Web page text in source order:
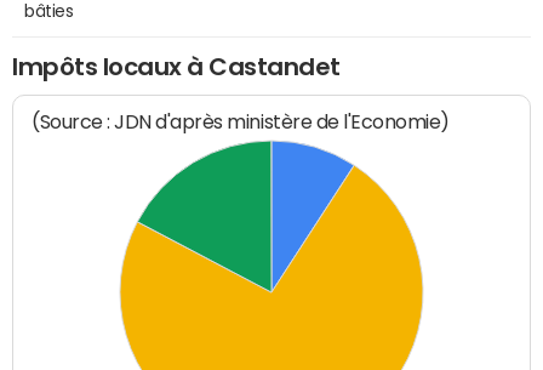
bâties
Impôts locaux à Castandet
(Source : JDN d'après ministère de l'Economie)